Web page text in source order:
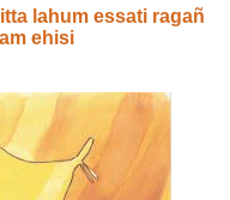
lahum essati ragañ
ehisi